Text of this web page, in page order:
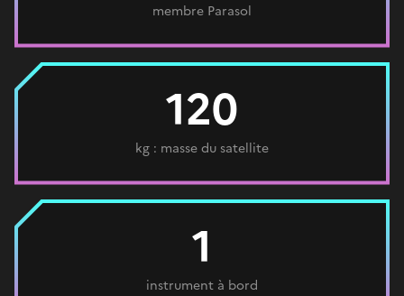
membre Parasol
120
kg : masse du satellite
1
instrument à bord